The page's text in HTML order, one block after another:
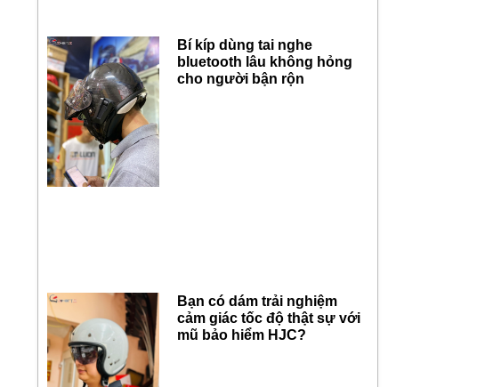
Bí kíp dùng tai nghe
bluetooth lâu không hỏng
cho người bận rộn
Bạn có dám trải nghiệm
cảm giác tốc độ thật sự với
mũ bảo hiểm HJC?